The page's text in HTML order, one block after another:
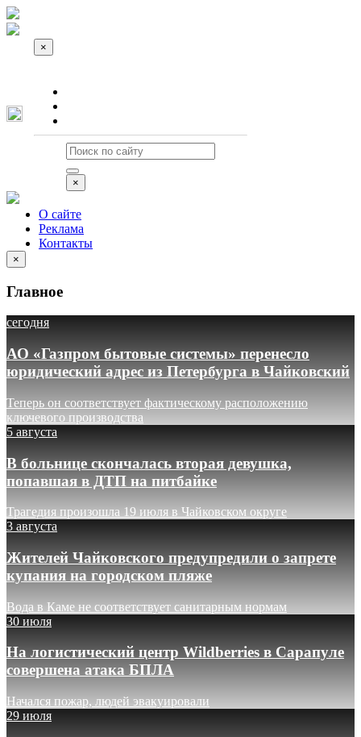
×
×
О сайте
Реклама
Контакты
×
Главное
сегодня
АО «Газпром бытовые системы» перенесло
юридический адрес из Петербурга в Чайковский
Теперь он соответствует фактическому расположению
ключевого производства
5 августа
В больнице скончалась вторая девушка,
попавшая в ДТП на питбайке
Трагедия произошла 19 июля в Чайковском округе
3 августа
Жителей Чайковского предупредили о запрете
купания на городском пляже
Вода в Каме не соответствует санитарным нормам
30 июля
На логистический центр Wildberries в Сарапуле
совершена атака БПЛА
Начался пожар, людей эвакуировали
29 июля